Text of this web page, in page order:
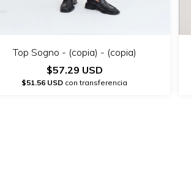
Top Sogno - (copia) - (copia)
$57.29 USD
$51.56 USD con transferencia